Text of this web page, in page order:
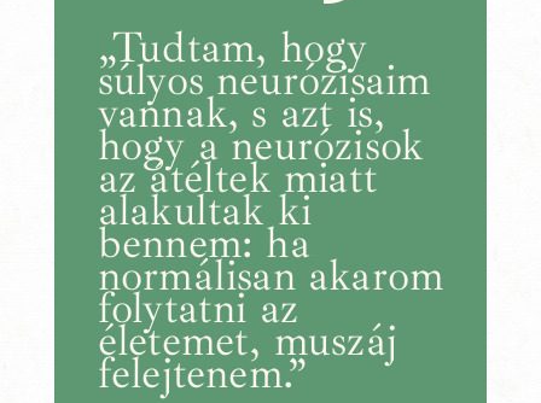
„Tudtam, hogy
súlyos neurózisaim
vannak, s azt is,
hogy a neurózisok
az átéltek miatt
alakultak ki
bennem: ha
normálisan akarom
folytatni az
életemet, muszáj
felejtenem.”